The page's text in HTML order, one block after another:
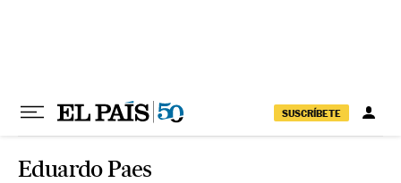
SUSCRÍBETE
Eduardo Paes